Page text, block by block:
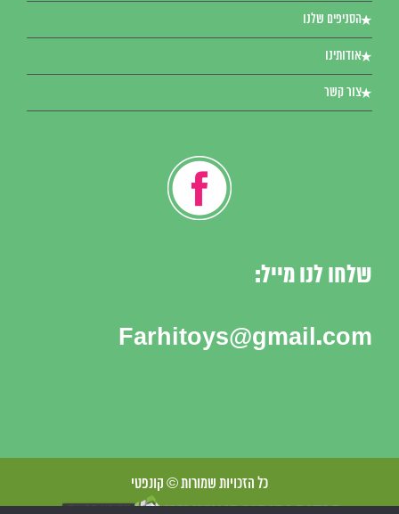
הסניפים שלנו
אודותינו
צור קשר
שלחו לנו מייל:
Farhitoys@gmail.com
כל הזכויות שמורות © קונפטי